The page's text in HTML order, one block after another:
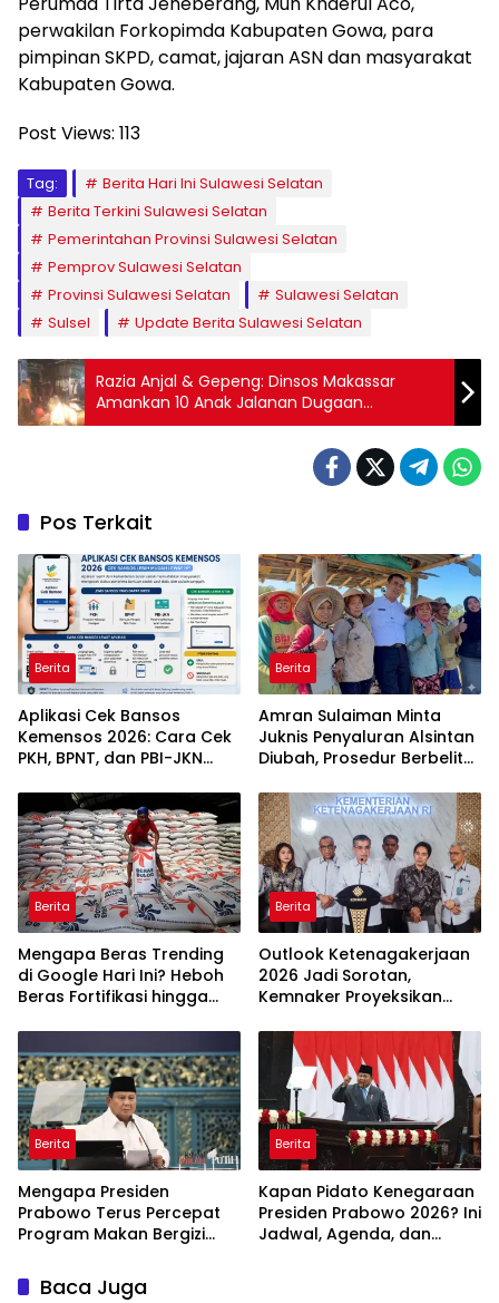
perwakilan Forkopimda Kabupaten Gowa, para
pimpinan SKPD, camat, jajaran ASN dan masyarakat
Kabupaten Gowa.
Post Views: 113
Tag:
Berita Hari Ini Sulawesi Selatan
Berita Terkini Sulawesi Selatan
Pemerintahan Provinsi Sulawesi Selatan
Pemprov Sulawesi Selatan
Provinsi Sulawesi Selatan
Sulawesi Selatan
Sulsel
Update Berita Sulawesi Selatan
Razia Anjal & Gepeng: Dinsos Makassar
Amankan 10 Anak Jalanan Dugaan
Eksploitasi di BTP – Presscorner.id
Pos Terkait
Berita
Aplikasi Cek Bansos
Kemensos 2026: Cara Cek
PKH, BPNT, dan PBI-JKN
Berita
Amran Sulaiman Minta
Juknis Penyaluran Alsintan
Diubah, Prosedur Berbelit
Berita
Mengapa Beras Trending
di Google Hari Ini? Heboh
Beras Fortifikasi hingga
Berita
Outlook Ketenagakerjaan
2026 Jadi Sorotan,
Kemnaker Proyeksikan
Berita
Mengapa Presiden
Prabowo Terus Percepat
Program Makan Bergizi
Manfaatnya
Berita
Kapan Pidato Kenegaraan
Presiden Prabowo 2026? Ini
Jadwal, Agenda, dan
Baca Juga